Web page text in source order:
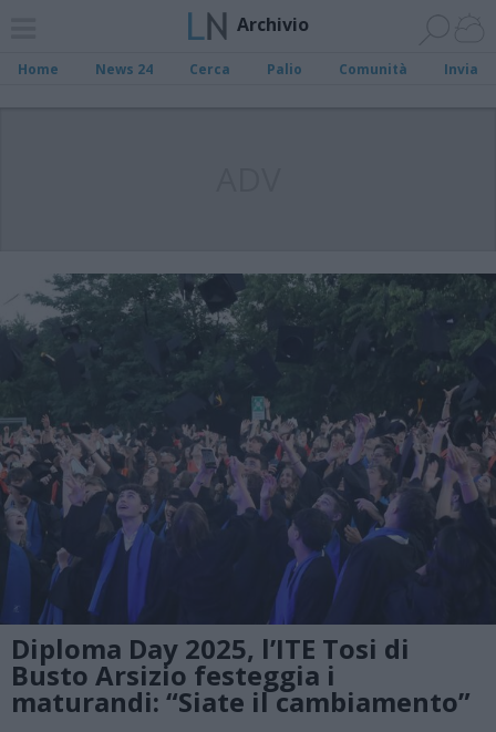
Archivio
Home News 24 Cerca Palio Comunità Invia
Diploma Day 2025, l’ITE Tosi di
Busto Arsizio festeggia i
maturandi: “Siate il cambiamento”